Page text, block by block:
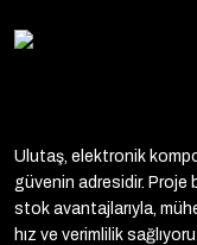
Ulutaş, elektronik
güvenin adresidir. Proje
stok avantajlarıyla,
hız ve verimlilik